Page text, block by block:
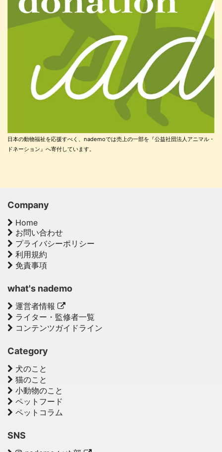
日本の動物福祉を応援すべく、nademoでは売上の一部を『公益社団法人アニマル・
ドネーション』へ寄付しています。
Company
Home
お問い合わせ
プライバシーポリシー
利用規約
免責事項
what's nademo
運営者情報
ライター・監修者一覧
コンテンツガイドライン
Category
犬のこと
猫のこと
小動物のこと
ペットフード
ペットコラム
SNS